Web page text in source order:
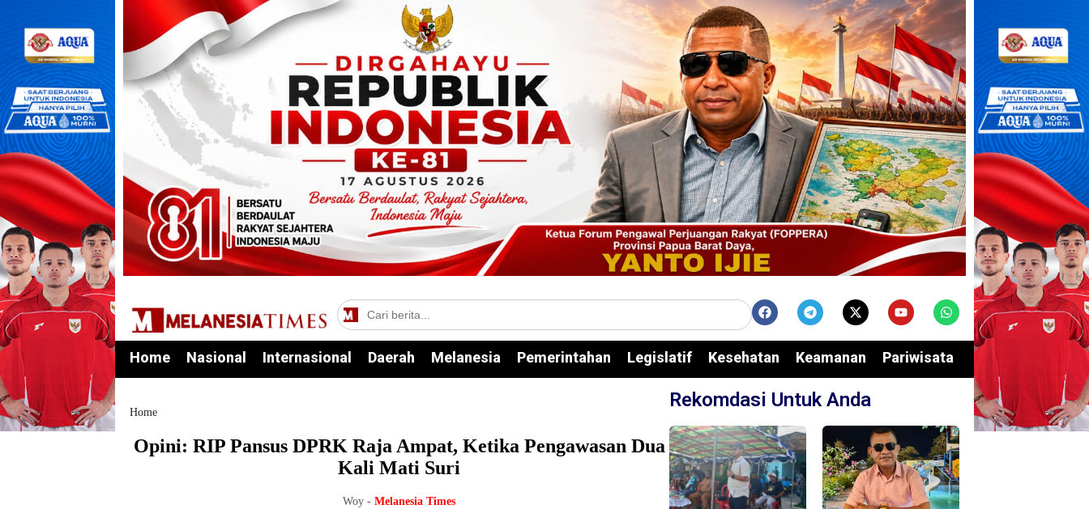
Home Nasional Internasional Daerah Melanesia Pemerintahan Legislatif Kesehatan Keamanan Pariwisata Edukasi
Home
‎Opini: RIP Pansus DPRK Raja Ampat, Ketika Pengawasan Dua
Kali Mati Suri
Woy -Melanesia Times
Rekomdasi Untuk Anda